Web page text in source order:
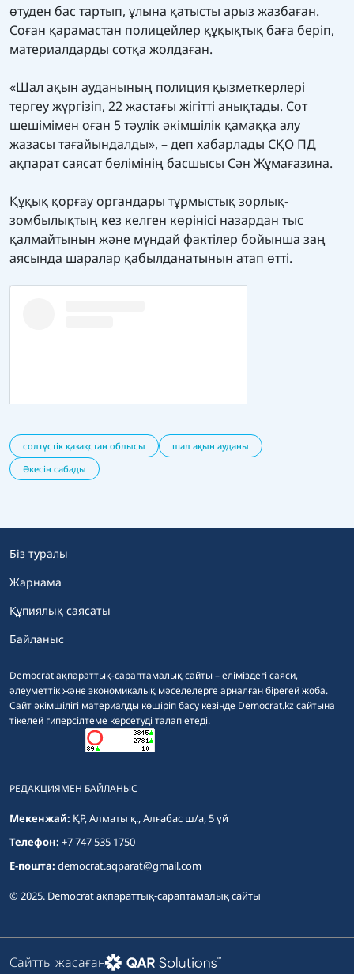
өтуден бас тартып, ұлына қатысты арыз жазбаған.
Соған қарамастан полицейлер құқықтық баға беріп,
материалдарды сотқа жолдаған.
«Шал ақын ауданының полиция қызметкерлері
тергеу жүргізіп, 22 жастағы жігітті анықтады. Сот
шешімімен оған 5 тәулік әкімшілік қамаққа алу
жазасы тағайындалды», – деп хабарлады СҚО ПД
ақпарат саясат бөлімінің басшысы Сән Жұмағазина.
Құқық қорғау органдары тұрмыстық зорлық-
зомбылықтың кез келген көрінісі назардан тыс
қалмайтынын және мұндай фактілер бойынша заң
аясында шаралар қабылданатынын атап өтті.
солтүстік қазақстан облысы
шал ақын ауданы
Әкесін сабады
Democrat ақпараттық-сараптамалық сайты – еліміздегі саяси,
әлеуметтік және экономикалық мәселелерге арналған бірегей жоба.
Сайт әкімшілігі материалды көшіріп басу кезінде Democrat.kz сайтына
тікелей гиперсілтеме көрсетуді талап етеді.
Біз туралы
Жарнама
Құпиялық саясаты
Байланыс
РЕДАКЦИЯМЕН БАЙЛАНЫС
Мекенжай: ҚР, Алматы қ., Алғабас ш/а, 5 үй
Телефон: +7 747 535 1750
E-пошта: democrat.aqparat@gmail.com
© 2025. Democrat ақпараттық-сараптамалық сайты
Сайтты жасаған